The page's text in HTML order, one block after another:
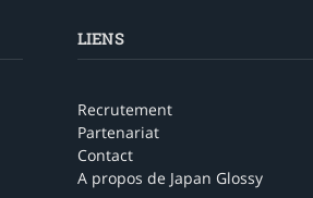
LIENS
Recrutement
Partenariat
Contact
A propos de Japan Glossy